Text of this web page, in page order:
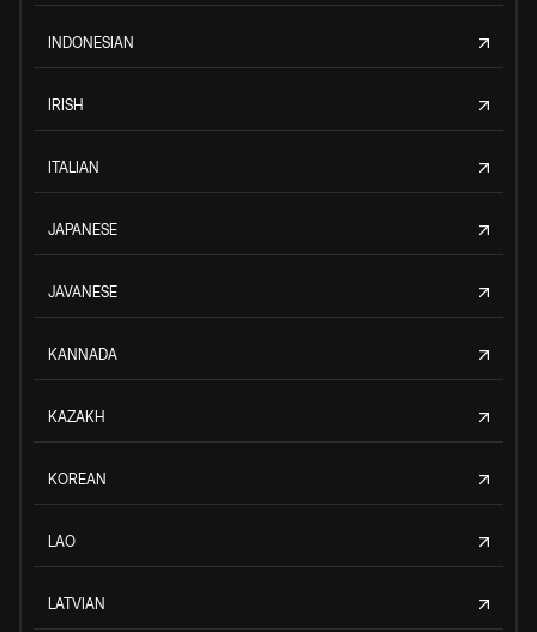
INDONESIAN
IRISH
ITALIAN
JAPANESE
JAVANESE
KANNADA
KAZAKH
KOREAN
LAO
LATVIAN